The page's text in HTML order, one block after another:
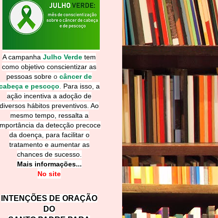
A campanha Julho Verde tem
como objetivo conscientizar as
pessoas sobre o câncer de
e pescoço
Para isso, a
ação incentiva a adoção de
diversos hábitos preventivos. Ao
mesmo tempo, ressalta a
da detecção precoce
da doença, para facilitar o
tratamento e aumentar as
chances de sucesso.
Mais informações...
No site
INTENÇÕES DE ORAÇÃO
DO